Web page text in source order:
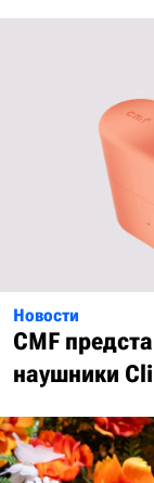
Новости
CMF
наушники